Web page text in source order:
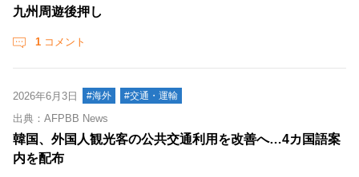
九州周遊後押し
1 コメント
2026年6月3日 #海外 #交通・運輸
出典：AFPBB News
韓国、外国人観光客の公共交通利用を改善へ…4カ国語案
内を配布